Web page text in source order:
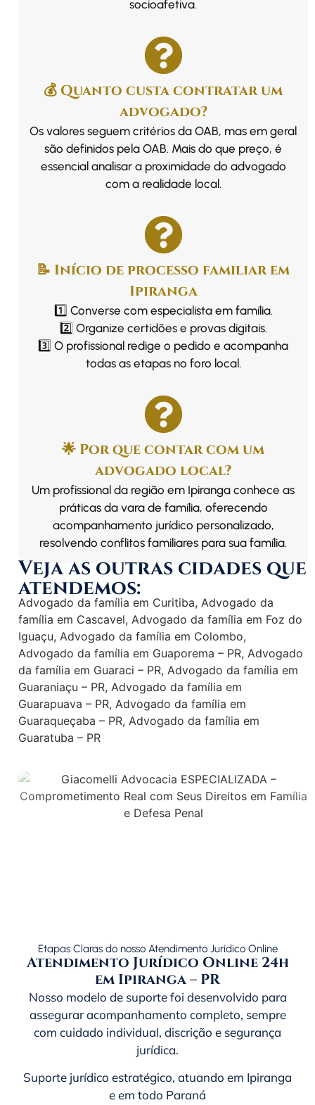
socioafetiva.
💰 Quanto custa contratar um
advogado?
Os valores seguem critérios da OAB, mas em geral
são definidos pela OAB. Mais do que preço, é
essencial analisar a proximidade do advogado
com a realidade local.
📝 Início de processo familiar em
Ipiranga
1️⃣ Converse com especialista em família.
2️⃣ Organize certidões e provas digitais.
3️⃣ O profissional redige o pedido e acompanha
todas as etapas no foro local.
🌟 Por que contar com um
advogado local?
Um profissional da região em Ipiranga conhece as
práticas da vara de família, oferecendo
acompanhamento jurídico personalizado,
resolvendo conflitos familiares para sua família.
Veja as outras cidades que
atendemos:
Advogado da família em Curitiba, Advogado da
família em Cascavel, Advogado da família em Foz do
Iguaçu, Advogado da família em Colombo,
Advogado da família em Guaporema – PR, Advogado
da família em Guaraci – PR, Advogado da família em
Guaraniaçu – PR, Advogado da família em
Guarapuava – PR, Advogado da família em
Guaraqueçaba – PR, Advogado da família em
Guaratuba – PR
Etapas Claras do nosso Atendimento Jurídico Online
Atendimento Jurídico Online 24h
em Ipiranga – PR
Nosso modelo de suporte foi desenvolvido para
assegurar acompanhamento completo, sempre
com cuidado individual, discrição e segurança
jurídica.
Suporte jurídico estratégico, atuando em Ipiranga
e em todo Paraná